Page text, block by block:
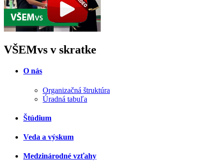
VŠEMvs v skratke
O nás
Organizačná štruktúra
Úradná tabuľa
Štúdium
Veda a výskum
Medzinárodné vzťahy